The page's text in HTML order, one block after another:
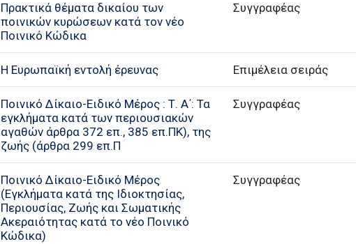
Πρακτικά θέματα δικαίου των
ποινικών κυρώσεων κατά τον νέο
Ποινικό Κώδικα
Συγγραφέας
Η Ευρωπαϊκή εντολή έρευνας Επιμέλεια σειράς
Ποινικό Δίκαιο-Ειδικό Μέρος : Τ. Α΄: Τα
εγκλήματα κατά των περιουσιακών
αγαθών άρθρα 372 επ., 385 επ.ΠΚ), της
ζωής (άρθρα 299 επ.Π
Συγγραφέας
Ποινικό Δίκαιο-Ειδικό Μέρος
(Εγκλήματα κατά της Ιδιοκτησίας,
Περιουσίας, Ζωής και Σωματικής
Ακεραιότητας κατά το νέο Ποινικό
Κώδικα)
Συγγραφέας